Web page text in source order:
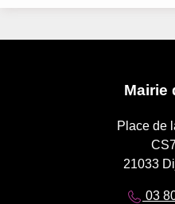
Mairie
Place de
21033
03